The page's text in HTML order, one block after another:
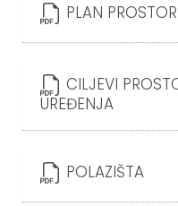
PLAN
CILJEVI
UREĐENJA
POLAZIŠTA